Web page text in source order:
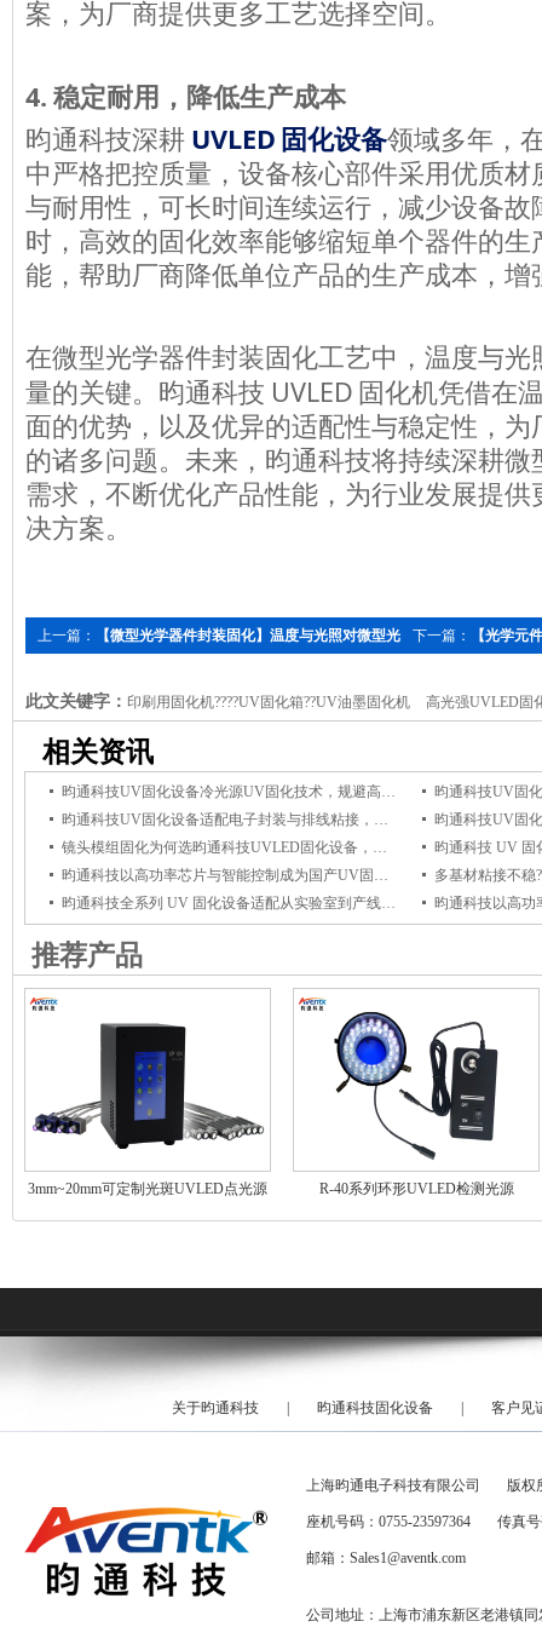
案，为厂商提供更多工艺选择空间。
4. 稳定耐用，降低生产成本
昀通科技深耕 UVLED 固化设备领域多年，
中严格把控质量，设备核心部件采用优质
与耐用性，可长时间连续运行，减少设备
时，高效的固化效率能够缩短单个器件的
能，帮助厂商降低单位产品的生产成本，增
在微型光学器件封装固化工艺中，温度与
量的关键。昀通科技 UVLED 固化机凭借在
面的优势，以及优异的适配性与稳定性，
的诸多问题。未来，昀通科技将持续深耕微
需求，不断优化产品性能，为行业发展提
决方案。
下一篇： 【光学元
上一篇： 【微型光学器件封装固化】温度与光照对微型光
此文关键字： 印刷用固化机????UV固化箱??UV油墨固化机 高光强UVLED固
UV固化机 紫外光固化机
相关资讯
昀通科技UV固化设备冷光源UV固化技术，规避高温影响，保障电子组件品质
昀通科技UV固化设备适配电子封装与排线粘接，冷光源UV固化杜绝高温损伤
镜头模组固化为何选昀通科技UVLED固化设备，它能保障光学粘接牢固与透光稳定
昀通科技以高功率芯片与智能控制成为国产UV固化设备优选品牌
昀通科技全系列 UV 固化设备适配从实验室到产线全场景，赋能产线高效固化
推荐产品
3mm~20mm可定制光斑UVLED点光源 R-40系列环形UVLED检测光源
关于昀通科技 昀通科技固化设备 客户见
上海昀通电子科技有限公司 版权
座机号码：0755-23597364 传真号
邮箱：Sales1@aventk.com
公司地址：上海市浦东新区老港镇同